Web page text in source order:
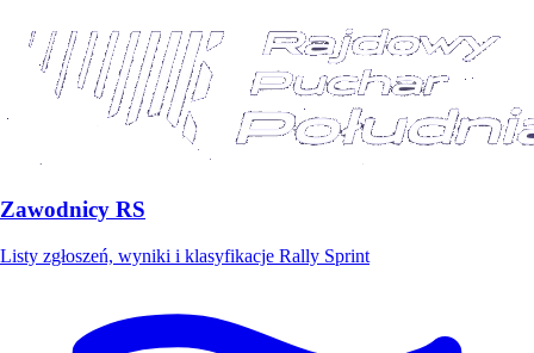
Zawodnicy RS
Listy zgłoszeń, wyniki i klasyfikacje Rally Sprint